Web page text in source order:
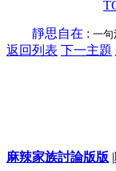
靜思自在 : 一句
返回列表 下一主題
麻辣家族討論版版 |